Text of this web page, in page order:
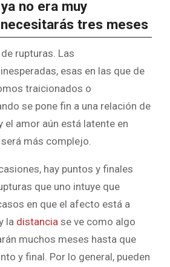
no era muy
tres meses
rupturas. Las
esas en las que de
traicionados o
se pone fin a una relación de
el amor aún está latente en
más complejo.
hay puntos y finales
que uno intuye que
en que el afecto está a
la distancia se ve como algo
muchos meses hasta que
y final. Por lo general, pueden